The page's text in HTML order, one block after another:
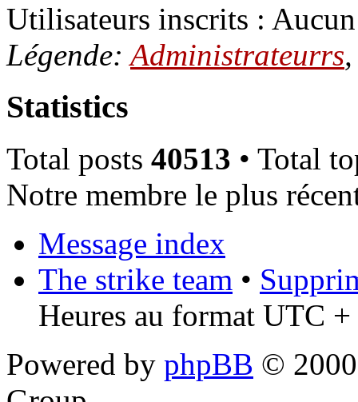
Utilisateurs inscrits :
Légende:Administrateurrs
Statistics
Total posts 40513 • Total
Notre membre le plus
Message index
The strike team •
Heures au format UTC
Powered by phpBB ©